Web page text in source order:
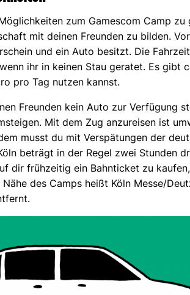
zum Gamescom Camp
mit deinen Freunden zu bilden.
und ein Auto besitzt. Die
ihr in keinen Stau geratet. Es gibt
pro Tag nutzen kannst.
Freunden kein Auto zur Verfügung
Mit dem Zug anzureisen ist
musst du mit Verspätungen der
beträgt in der Regel zwei Stunden
dir frühzeitig ein Bahnticket zu
des Camps heißt Köln Messe/